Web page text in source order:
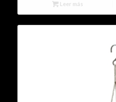
Leer más